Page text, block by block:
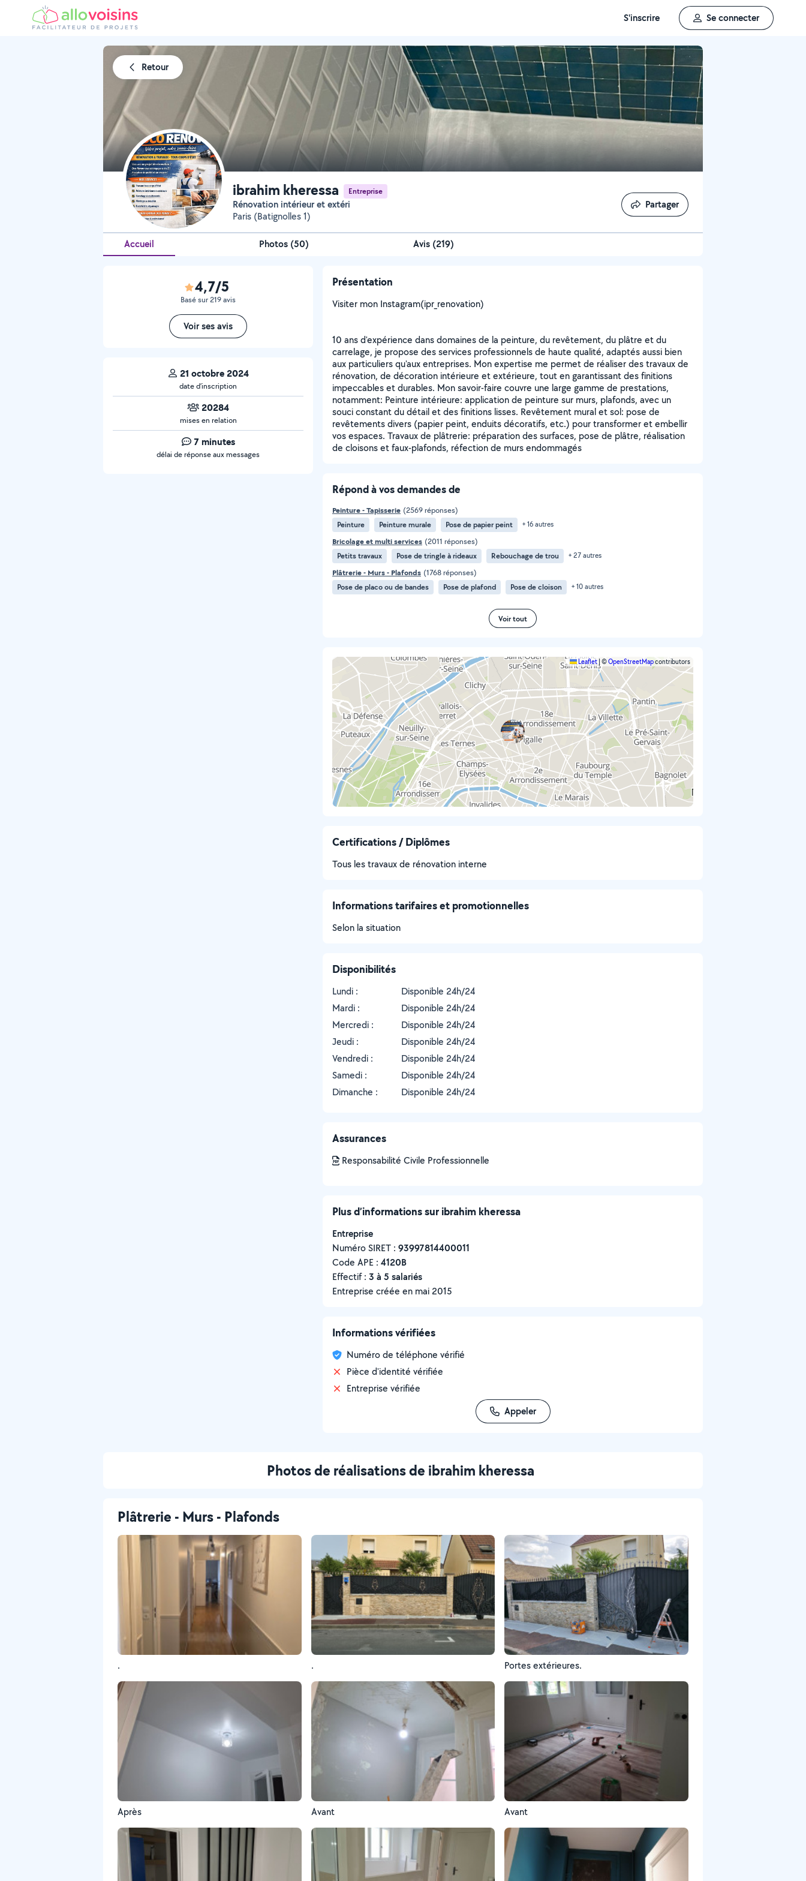
S'inscrire Se connecter
Retour
ibrahim kheressa Entreprise
Rénovation intérieur et extéri
Paris (Batignolles 1)
Partager
Partager
Accueil Photos (50) Avis (219)
4,7/5
Basé sur 219 avis
Voir ses avis
21 octobre 2024
date d’inscription
20284
mises en relation
7 minutes
délai de réponse aux messages
Présentation
Visiter mon Instagram(ipr_renovation)
10 ans d'expérience dans domaines de la peinture, du revêtement, du plâtre et du
carrelage, je propose des services professionnels de haute qualité, adaptés aussi bien
aux particuliers qu'aux entreprises. Mon expertise me permet de réaliser des travaux de
rénovation, de décoration intérieure et extérieure, tout en garantissant des finitions
impeccables et durables. Mon savoir-faire couvre une large gamme de prestations,
notamment: Peinture intérieure: application de peinture sur murs, plafonds, avec un
souci constant du détail et des finitions lisses. Revêtement mural et sol: pose de
revêtements divers (papier peint, enduits décoratifs, etc.) pour transformer et embellir
vos espaces. Travaux de plâtrerie: préparation des surfaces, pose de plâtre, réalisation
de cloisons et faux-plafonds, réfection de murs endommagés
Répond à vos demandes de
Peinture - Tapisserie (2569 réponses)
Peinture
Peinture murale Pose de papier peint + 16 autres
Bricolage et multi services (2011 réponses)
Petits travaux
Pose de tringle à rideaux Rebouchage de trou + 27 autres
Plâtrerie - Murs - Plafonds (1768 réponses)
Pose de placo ou de bandes
Pose de plafond Pose de cloison + 10 autres
Voir tout
Leaflet ©OpenStreetMapcontributors
Certifications / Diplômes
Tous les travaux de rénovation interne
Informations tarifaires et promotionnelles
Selon la situation
Disponibilités
Lundi :
Disponible 24h/24
Mardi :
Disponible 24h/24
Mercredi :
Disponible 24h/24
Jeudi :
Disponible 24h/24
Vendredi :
Disponible 24h/24
Samedi :
Disponible 24h/24
Dimanche :
Disponible 24h/24
Assurances
Responsabilité Civile Professionnelle
Plus d’informations sur ibrahim kheressa
Entreprise
Numéro SIRET : ‍93997814400011
Code APE : 4120B
Effectif : 3 à 5 salariés
Entreprise créée en mai 2015
Informations vérifiées
Numéro de téléphone vérifié
Pièce d'identité vérifiée
Entreprise vérifiée
Appeler
Photos de réalisations de ibrahim kheressa
Plâtrerie - Murs - Plafonds
. . Portes extérieures.
Après Avant Avant